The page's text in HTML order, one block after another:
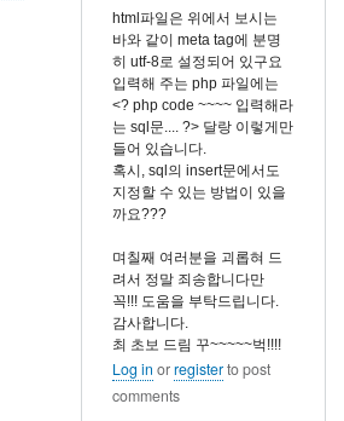
html파일은 위에서 보시는
바와 같이 meta tag에 분명
히 utf-8로 설정되어 있구요
입력해 주는 php 파일에는
<? php code ~~~~ 입력해라
는 sql문.... ?> 달랑 이렇게만
들어 있습니다.
혹시, sql의 insert문에서도
지정할 수 있는 방법이 있을
까요???
며칠째 여러분을 괴롭혀 드
려서 정말 죄송합니다만
꼭!!! 도움을 부탁드립니다.
감사합니다.
최 초보 드림 꾸~~~~~벅!!!!
Log in orregisterto post
comments